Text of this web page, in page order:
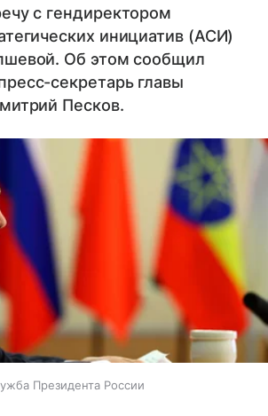
с гендиректором
инициатив (АСИ)
Об этом сообщил
секретарь главы
Песков.
Президента России